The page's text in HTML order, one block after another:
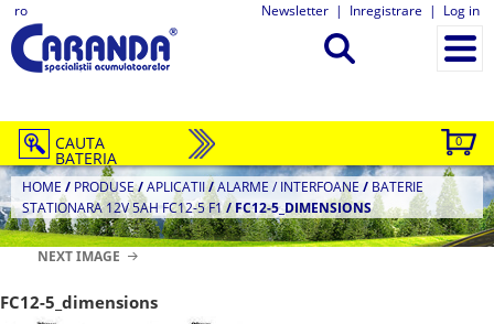
ro Newsletter | Inregistrare | Log in
0
CAUTA
BATERIA
HOME / PRODUSE/APLICATII/ALARME / INTERFOANE / BATERIE
STATIONARA 12V 5AH FC12-5 F1/FC12-5_DIMENSIONS
NEXT IMAGE
FC12-5_dimensions